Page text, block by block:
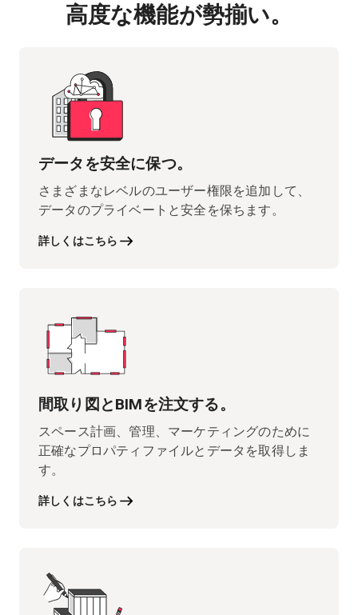
高度な機能が勢揃い。
データを安全に保つ。
さまざまなレベルのユーザー権限を追加して、
データのプライベートと安全を保ちます。
詳しくはこちら
間取り図とBIMを注文する。
スペース計画、管理、マーケティングのために
正確なプロパティファイルとデータを取得しま
す。
詳しくはこちら